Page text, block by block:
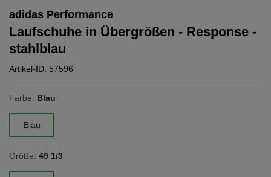
adidas Performance
Laufschuhe in Übergrößen - Response -
stahlblau
Artikel-ID: 57596
Farbe: Blau
Blau
Größe: 49 1/3